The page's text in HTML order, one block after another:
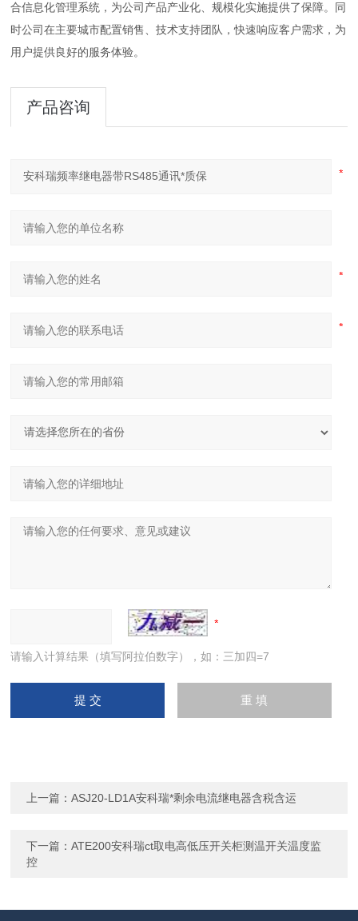
合信息化管理系统，为公司产品产业化 、规模化实施提供了保障。同
时公司在主要城市配置销售、技术支持团队，快速响应客户需求，为
用户提供良好的服务体验。
产品咨询
请输入计算结果（填写阿拉伯数字），如：三加四=7
上一篇：ASJ20-LD1A安科瑞*剩余电流继电器含税含运
下一篇：ATE200安科瑞ct取电高低压开关柜测温开关温度监
控